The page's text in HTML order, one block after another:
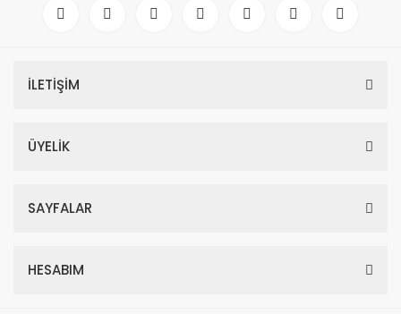
İLETİŞİM
ÜYELİK
SAYFALAR
HESABIM